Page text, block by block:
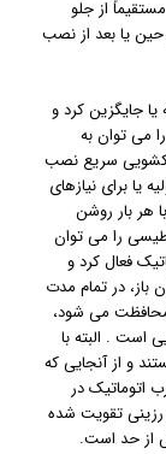
از جلو
یا بعد از نصب
جایگزین کرد و
می توان به
کشویی سریع نصب
یا برای نیازهای
هر بار روشن
را می توان
فعال کرد و
در تمام مدت
می شود،
است . البته با
و از آنجایی که
اتوماتیک در
رزینی تقویت شده
از حد است.